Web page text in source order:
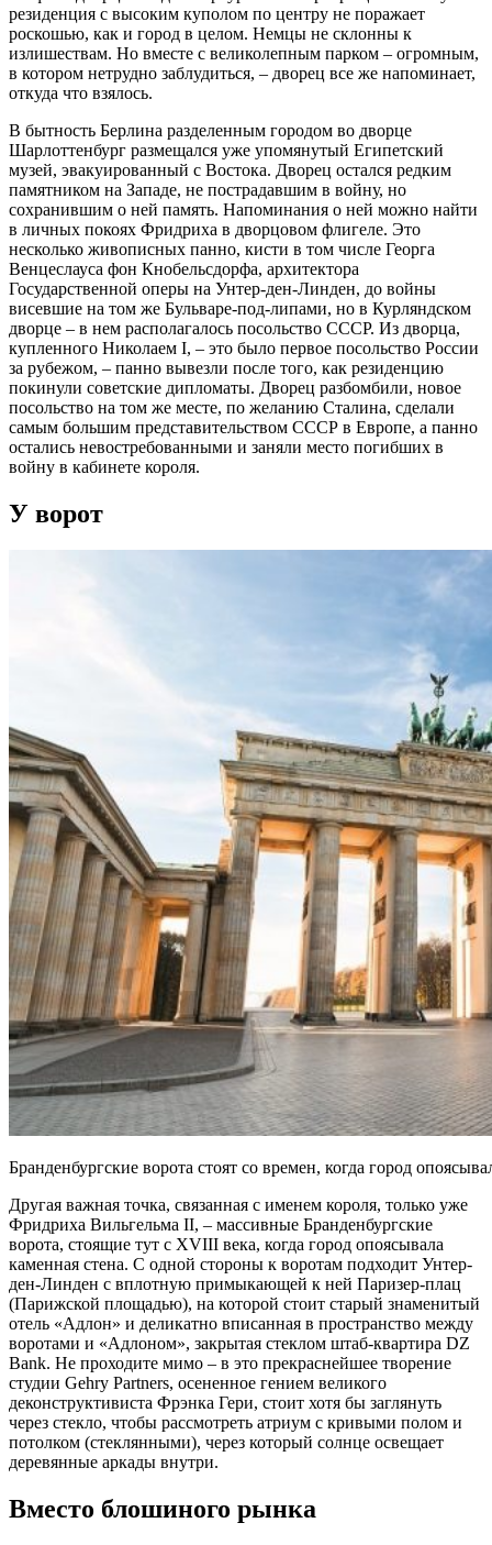
резиденция с высоким куполом по центру не поражает
роскошью, как и город в целом. Немцы не склонны к
излишествам. Но вместе с великолепным парком – огромным,
в котором нетрудно заблудиться, – дворец все же напоминает,
откуда что взялось.
В бытность Берлина разделенным городом во дворце
Шарлоттенбург размещался уже упомянутый Египетский
музей, эвакуированный с Востока. Дворец остался редким
памятником на Западе, не пострадавшим в войну, но
сохранившим о ней память. Напоминания о ней можно найти
в личных покоях Фридриха в дворцовом флигеле. Это
несколько живописных панно, кисти в том числе Георга
Венцеслауса фон Кнобельсдорфа, архитектора
Государственной оперы на Унтер-ден-Линден, до войны
висевшие на том же Бульваре-под-липами, но в Курляндском
дворце – в нем располагалось посольство СССР. Из дворца,
купленного Николаем I, – это было первое посольство России
за рубежом, – панно вывезли после того, как резиденцию
покинули советские дипломаты. Дворец разбомбили, новое
посольство на том же месте, по желанию Сталина, сделали
самым большим представительством СССР в Европе, а панно
остались невостребованными и заняли место погибших в
войну в кабинете короля.
У ворот
Бранденбургские ворота стоят со времен, когда город
Другая важная точка, связанная с именем короля, только уже
Фридриха Вильгельма II, – массивные Бранденбургские
ворота, стоящие тут с XVIII века, когда город опоясывала
каменная стена. С одной стороны к воротам подходит Унтер-
ден-Линден с вплотную примыкающей к ней Паризер-плац
(Парижской площадью), на которой стоит старый знаменитый
отель «Адлон» и деликатно вписанная в пространство между
воротами и «Адлоном», закрытая стеклом штаб-квартира DZ
Bank. Не проходите мимо – в это прекраснейшее творение
студии Gehry Partners, осененное гением великого
деконструктивиста Фрэнка Гери, стоит хотя бы заглянуть
через стекло, чтобы рассмотреть атриум с кривыми полом и
потолком (стеклянными), через который солнце освещает
деревянные аркады внутри.
Вместо блошиного рынка